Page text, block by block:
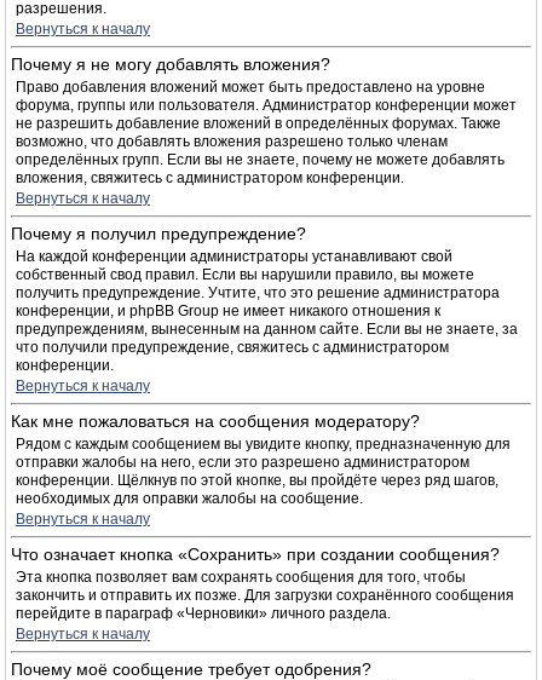
разрешения.
Вернуться к началу
Почему я не могу добавлять вложения?
Право добавления вложений может быть предоставлено на уровне
форума, группы или пользователя. Администратор конференции может
не разрешить добавление вложений в определённых форумах. Также
возможно, что добавлять вложения разрешено только членам
определённых групп. Если вы не знаете, почему не можете добавлять
вложения, свяжитесь с администратором конференции.
Вернуться к началу
Почему я получил предупреждение?
На каждой конференции администраторы устанавливают свой
собственный свод правил. Если вы нарушили правило, вы можете
получить предупреждение. Учтите, что это решение администратора
конференции, и phpBB Group не имеет никакого отношения к
предупреждениям, вынесенным на данном сайте. Если вы не знаете, за
что получили предупреждение, свяжитесь с администратором
конференции.
Вернуться к началу
Как мне пожаловаться на сообщения модератору?
Рядом с каждым сообщением вы увидите кнопку, предназначенную для
отправки жалобы на него, если это разрешено администратором
конференции. Щёлкнув по этой кнопке, вы пройдёте через ряд шагов,
необходимых для оправки жалобы на сообщение.
Вернуться к началу
Что означает кнопка «Сохранить» при создании сообщения?
Эта кнопка позволяет вам сохранять сообщения для того, чтобы
закончить и отправить их позже. Для загрузки сохранённого сообщения
перейдите в параграф «Черновики» личного раздела.
Вернуться к началу
Почему моё сообщение требует одобрения?